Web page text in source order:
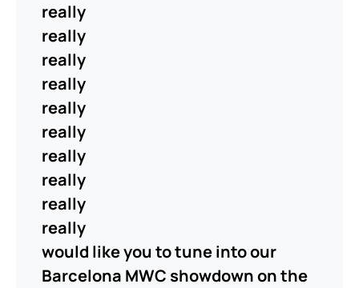
really
really
really
really
really
really
really
really
really
really
would like you to tune into our
Barcelona MWC showdown on the